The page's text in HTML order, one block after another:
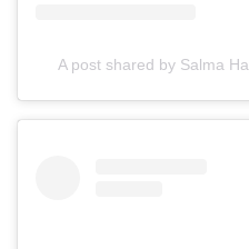
A post shared by Salma